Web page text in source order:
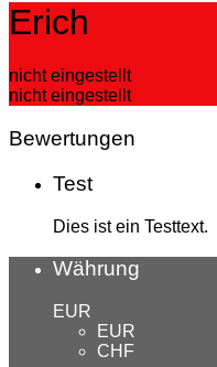
Erich
nicht eingestellt
nicht eingestellt
Bewertungen
Test
Dies ist ein Testtext.
Währung
EUR
EUR
CHF